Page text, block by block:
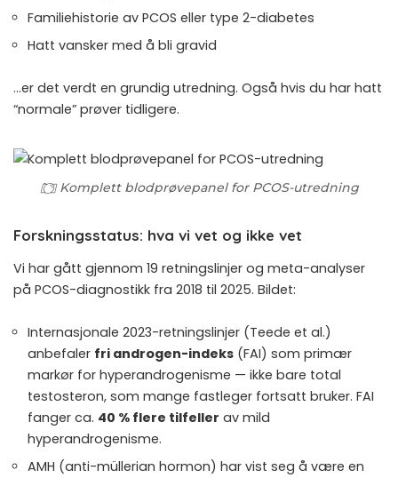
Familiehistorie av PCOS eller type 2-diabetes
Hatt vansker med å bli gravid
…er det verdt en grundig utredning. Også hvis du har hatt
“normale” prøver tidligere.
Komplett blodprøvepanel for PCOS-utredning
Forskningsstatus: hva vi vet og ikke vet
Vi har gått gjennom 19 retningslinjer og meta-analyser
på PCOS-diagnostikk fra 2018 til 2025. Bildet:
Internasjonale 2023-retningslinjer (Teede et al.)
anbefaler fri androgen-indeks (FAI) som primær
markør for hyperandrogenisme — ikke bare total
testosteron, som mange fastleger fortsatt bruker. FAI
fanger ca. 40 % flere tilfeller av mild
hyperandrogenisme.
AMH (anti-müllerian hormon) har vist seg å være en